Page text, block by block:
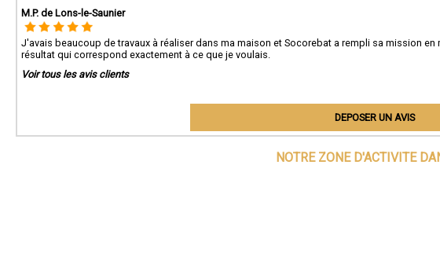
M.P. de Lons-le-Saunier
J'avais beaucoup de travaux à réaliser dans ma maison et Socorebat a rempli sa mission
résultat qui correspond exactement à ce que je voulais.
Voir tous les avis clients
DEPOSER UN AVIS
NOTRE ZONE D'ACTIVITE